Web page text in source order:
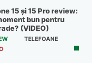
15 și 15 Pro review:
bun pentru
(VIDEO)
TELEFOANE